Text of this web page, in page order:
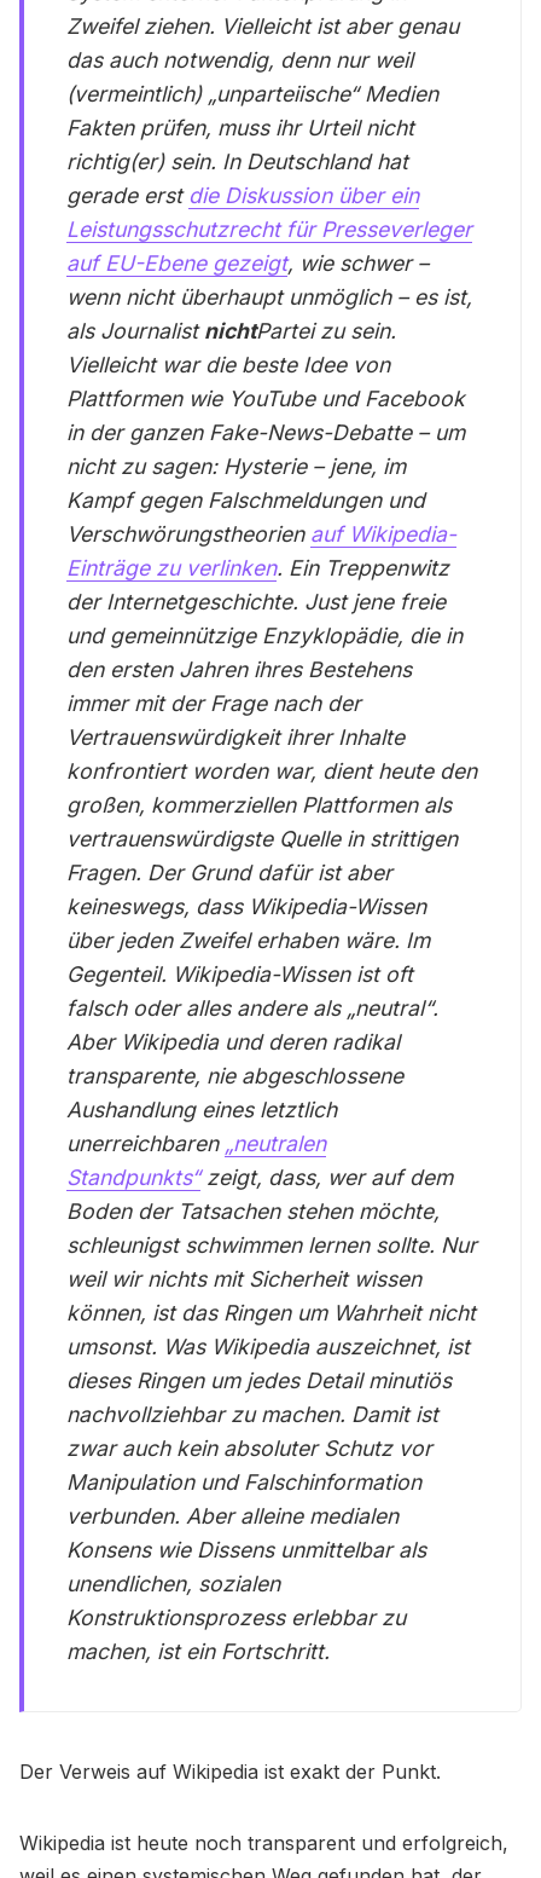
Zweifel ziehen. Vielleicht ist aber genau
das auch notwendig, denn nur weil
(vermeintlich) „unparteiische“ Medien
Fakten prüfen, muss ihr Urteil nicht
richtig(er) sein. In Deutschland hat
gerade erst die Diskussion über ein
Leistungsschutzrecht für Presseverleger
auf EU-Ebene gezeigt, wie schwer –
wenn nicht überhaupt unmöglich – es ist,
als Journalist nichtPartei zu sein.
Vielleicht war die beste Idee von
Plattformen wie YouTube und Facebook
in der ganzen Fake-News-Debatte – um
nicht zu sagen: Hysterie – jene, im
Kampf gegen Falschmeldungen und
Verschwörungstheorien auf Wikipedia-
Einträge zu verlinken. Ein Treppenwitz
der Internetgeschichte. Just jene freie
und gemeinnützige Enzyklopädie, die in
den ersten Jahren ihres Bestehens
immer mit der Frage nach der
Vertrauenswürdigkeit ihrer Inhalte
konfrontiert worden war, dient heute den
großen, kommerziellen Plattformen als
vertrauenswürdigste Quelle in strittigen
Fragen. Der Grund dafür ist aber
keineswegs, dass Wikipedia-Wissen
über jeden Zweifel erhaben wäre. Im
Gegenteil. Wikipedia-Wissen ist oft
falsch oder alles andere als „neutral“.
Aber Wikipedia und deren radikal
transparente, nie abgeschlossene
Aushandlung eines letztlich
unerreichbaren „neutralen
Standpunkts“ zeigt, dass, wer auf dem
Boden der Tatsachen stehen möchte,
schleunigst schwimmen lernen sollte. Nur
weil wir nichts mit Sicherheit wissen
können, ist das Ringen um Wahrheit nicht
umsonst. Was Wikipedia auszeichnet, ist
dieses Ringen um jedes Detail minutiös
nachvollziehbar zu machen. Damit ist
zwar auch kein absoluter Schutz vor
Manipulation und Falschinformation
verbunden. Aber alleine medialen
Konsens wie Dissens unmittelbar als
unendlichen, sozialen
Konstruktionsprozess erlebbar zu
machen, ist ein Fortschritt.
Der Verweis auf Wikipedia ist exakt der Punkt.
Wikipedia ist heute noch transparent und erfolgreich,